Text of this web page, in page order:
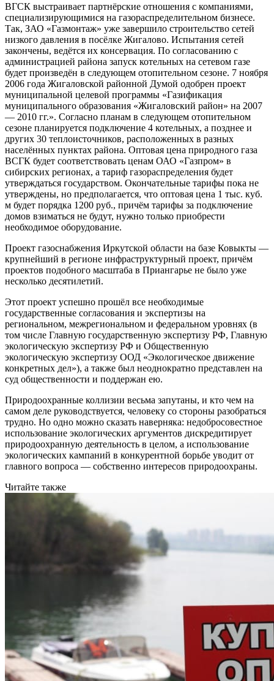
ВГСК выстраивает партнёрские отношения с компаниями,
специализирующимися на газораспределительном бизнесе.
Так, ЗАО «Газмонтаж» уже завершило строительство сетей
низкого давления в посёлке Жигалово. Испытания сетей
закончены, ведётся их консервация. По согласованию с
администрацией района запуск котельных на сетевом газе
будет произведён в следующем отопительном сезоне. 7 ноября
2006 года Жигаловской районной Думой одобрен проект
муниципальной целевой программы «Газификация
муниципального образования «Жигаловский район» на 2007
— 2010 гг.». Согласно планам в следующем отопительном
сезоне планируется подключение 4 котельных, а позднее и
других 30 теплоисточников, расположенных в разных
населённых пунктах района. Оптовая цена природного газа
ВСГК будет соответствовать ценам ОАО «Газпром» в
сибирских регионах, а тариф газораспределения будет
утверждаться государством. Окончательные тарифы пока не
утверждены, но предполагается, что оптовая цена 1 тыс. куб.
м будет порядка 1200 руб., причём тарифы за подключение
домов взиматься не будут, нужно только приобрести
необходимое оборудование.
Проект газоснабжения Иркутской области на базе Ковыкты —
крупнейший в регионе инфраструктурный проект, причём
проектов подобного масштаба в Приангарье не было уже
несколько десятилетий.
Этот проект успешно прошёл все необходимые
государственные согласования и экспертизы на
региональном, межрегиональном и федеральном уровнях (в
том числе Главную государственную экспертизу РФ, Главную
экологическую экспертизу РФ и Общественную
экологическую экспертизу ООД «Экологическое движение
конкретных дел»), а также был неоднократно представлен на
суд общественности и поддержан ею.
Природоохранные коллизии весьма запутаны, и кто чем на
самом деле руководствуется, человеку со стороны разобраться
трудно. Но одно можно сказать наверняка: недобросовестное
использование экологических аргументов дискредитирует
природоохранную деятельность в целом, а использование
экологических кампаний в конкурентной борьбе уводит от
главного вопроса — собственно интересов природоохраны.
Читайте также